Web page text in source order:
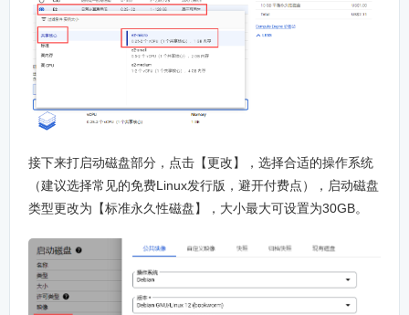
接下来打启动磁盘部分，点击【更改】，选择合适的操作系统
（建议选择常见的免费Linux发行版，避开付费点），启动磁盘
类型更改为【标准永久性磁盘】，大小最大可设置为30GB。